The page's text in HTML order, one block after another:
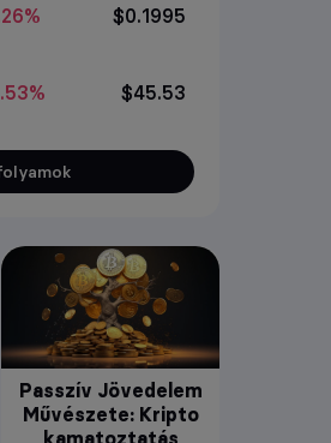
$0.1995
$45.53
Passzív Jövedelem
Művészete: Kripto